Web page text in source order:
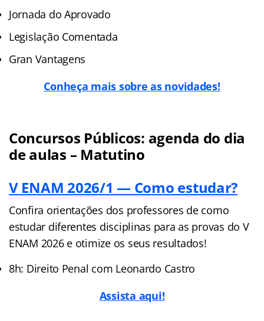
Jornada do Aprovado
Legislação Comentada
Gran Vantagens
Conheça mais sobre as novidades!
Concursos Públicos: agenda do dia
de aulas – Matutino
V ENAM 2026/1 — Como estudar?
Confira orientações dos professores de como
estudar diferentes disciplinas para as provas do V
ENAM 2026 e otimize os seus resultados!
8h: Direito Penal com Leonardo Castro
Assista aqui!